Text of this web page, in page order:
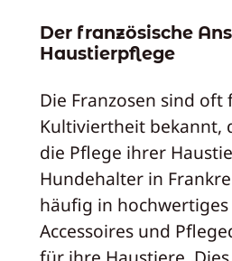
Der französische
Haustierpflege
Die Franzosen sind oft
Kultiviertheit bekannt,
die Pflege ihrer
Hundehalter in
häufig in
Accessoires und